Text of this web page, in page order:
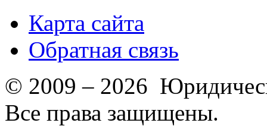
Карта сайта
Обратная связь
© 2009 – 2026
Все права защищены.